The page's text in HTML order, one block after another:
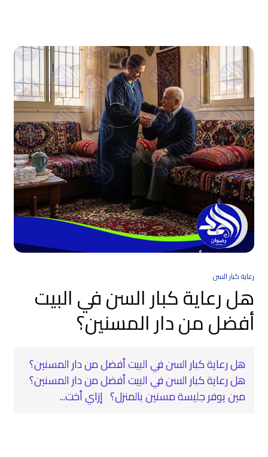
رعاية كبار السن
هل رعاية كبار السن في البيت
أفضل من دار المسنين؟
هل رعاية كبار السن في البيت أفضل من دار المسنين؟
هل رعاية كبار السن في البيت أفضل من دار المسنين؟
مين يوفر جليسة مسنين بالمنزل؟ إزاي أخت...